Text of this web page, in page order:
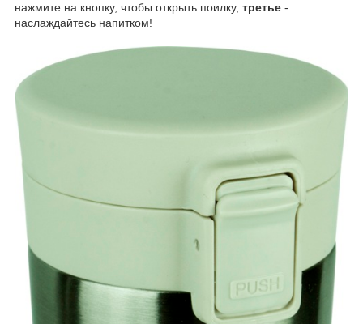
нажмите на кнопку, чтобы открыть поилку, третье -
наслаждайтесь напитком!